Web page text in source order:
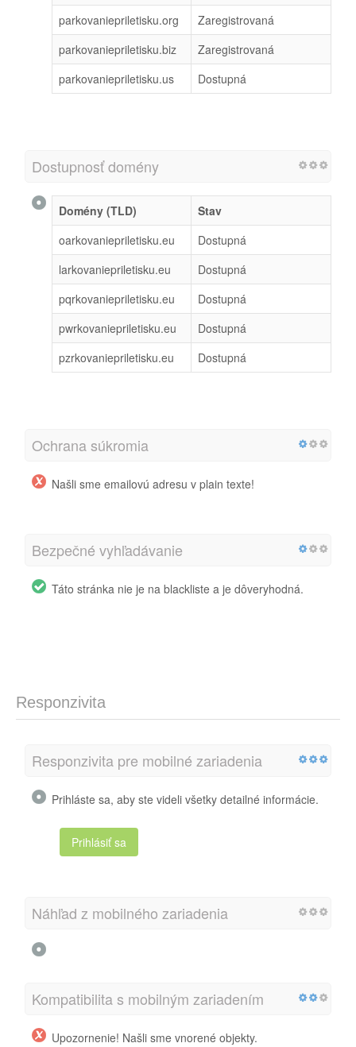
parkovaniepriletisku.org
Zaregistrovaná
parkovaniepriletisku.biz
Zaregistrovaná
parkovaniepriletisku.us
Dostupná
Dostupnosť domény
Domény (TLD)
Stav
oarkovaniepriletisku.eu
Dostupná
larkovaniepriletisku.eu
Dostupná
pqrkovaniepriletisku.eu
Dostupná
pwrkovaniepriletisku.eu
Dostupná
pzrkovaniepriletisku.eu
Dostupná
Ochrana súkromia
Našli sme emailovú adresu v plain texte!
Bezpečné vyhľadávanie
Táto stránka nie je na blackliste a je dôveryhodná.
Responzivita
Responzivita pre mobilné zariadenia
Prihláste sa, aby ste videli všetky detailné informácie.
Prihlásiť sa
Náhľad z mobilného zariadenia
Kompatibilita s mobilným zariadením
Upozornenie! Našli sme vnorené objekty.